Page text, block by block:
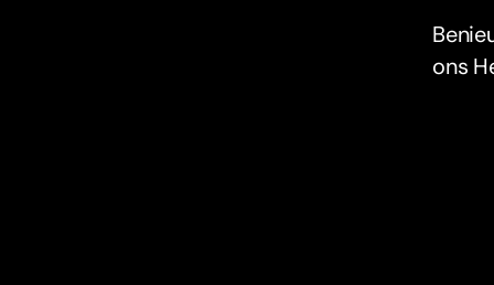
ons